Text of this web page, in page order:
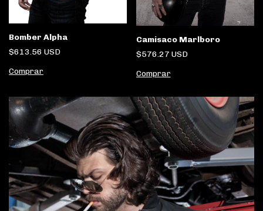
Bomber Alpha
$613.56 USD
Comprar
Camisaco Marlboro
$576.27 USD
Comprar